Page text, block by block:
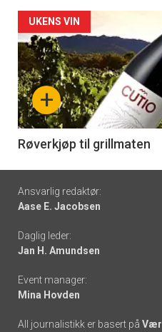
Forsiden
akkurat
nå
-
6
+
UKENS VIN
Røverkjøp til grillmaten
Footer
-
links
Ansvarlig redaktør:
Aase E. Jacobsen
Daglig leder:
Jan H. Amundsen
Event manager:
Mina Hovden
All journalistikk er basert på Vær